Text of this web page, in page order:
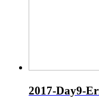
2017-Day9-